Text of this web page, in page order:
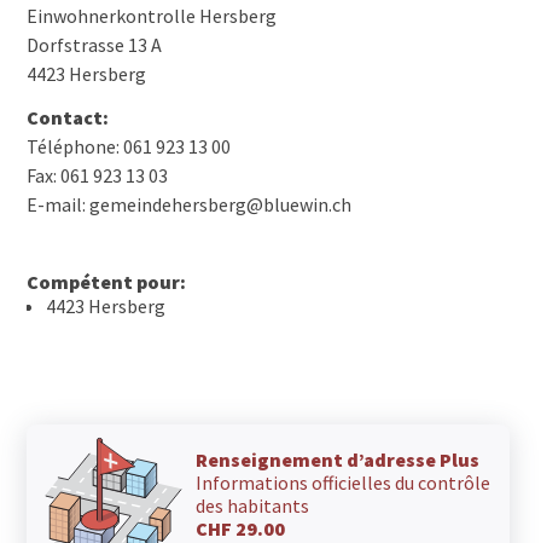
Einwohnerkontrolle Hersberg
Dorfstrasse 13 A
4423 Hersberg
Contact:
Téléphone: 061 923 13 00
Fax: 061 923 13 03
E-mail: gemeindehersberg@bluewin.ch
Compétent pour:
4423 Hersberg
Renseignement d’adresse Plus
Informations officielles du contrôle
des habitants
CHF 29.00